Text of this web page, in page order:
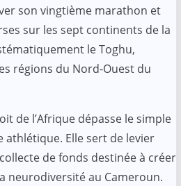
son vingtième marathon et
sur les sept continents de la
le Toghu,
régions du Nord-Ouest du
de l’Afrique dépasse le simple
athlétique. Elle sert de levier
de fonds destinée à créer
neurodiversité au Cameroun.